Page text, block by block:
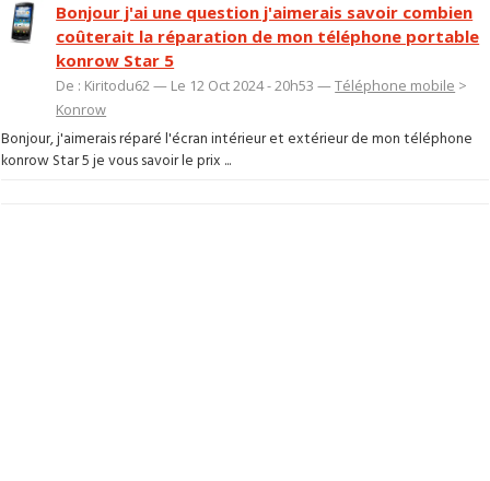
Bonjour j'ai une question j'aimerais savoir combien
coûterait la réparation de mon téléphone portable
konrow Star 5
De : Kiritodu62 — Le 12 Oct 2024 - 20h53 —Téléphone mobile >
Konrow
Bonjour, j'aimerais réparé l'écran intérieur et extérieur de mon téléphone
konrow Star 5 je vous savoir le prix ...